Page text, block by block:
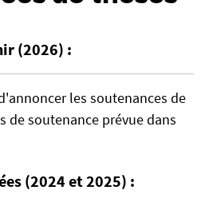
(2026) :
les soutenances de
de soutenance prévue dans
(2024 et 2025) :